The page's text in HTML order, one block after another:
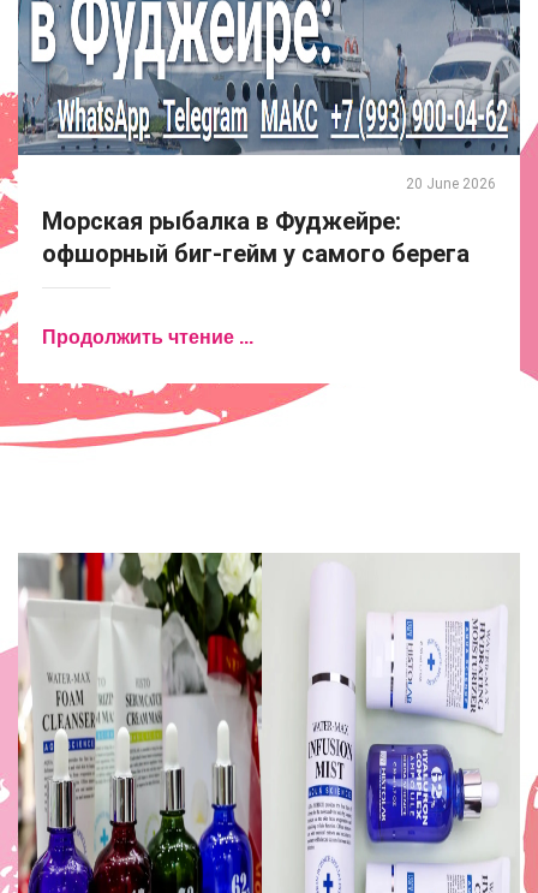
20 June 2026
Морская рыбалка в Фуджейре:
офшорный биг-гейм у самого берега
Продолжить чтение ...